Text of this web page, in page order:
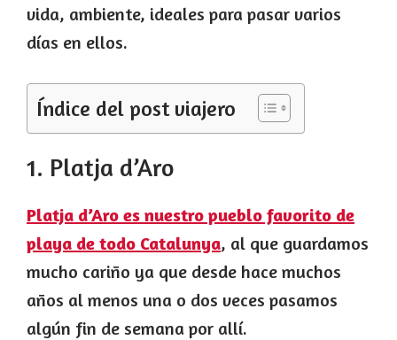
vida, ambiente, ideales para pasar varios
días en ellos.
Índice del post viajero
1. Platja d’Aro
Platja d’Aro es nuestro pueblo favorito de
playa de todo Catalunya, al que guardamos
mucho cariño ya que desde hace muchos
años al menos una o dos veces pasamos
algún fin de semana por allí.